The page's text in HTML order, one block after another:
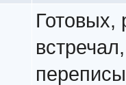
Готовых,